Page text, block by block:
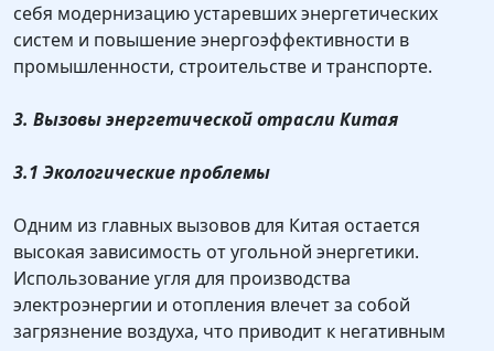
себя модернизацию устаревших энергетических
систем и повышение энергоэффективности в
промышленности, строительстве и транспорте.
3. Вызовы энергетической отрасли Китая
3.1 Экологические проблемы
Одним из главных вызовов для Китая остается
высокая зависимость от угольной энергетики.
Использование угля для производства
электроэнергии и отопления влечет за собой
загрязнение воздуха, что приводит к негативным